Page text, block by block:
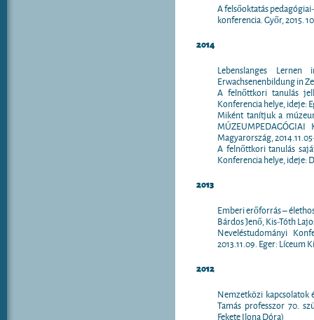
A felsőoktatás
konferencia. Győr, 2015.
2014
Lebenslanges
Erwachsenenbildung in
A felnőttkori tanulás
Konferencia helye, ideje:
Miként tanítjuk a
Magyarország,
A felnőttkori tanulás
Konferencia helye, ideje:
2013
Emberi erőforrás –
Bárdos Jenő, Kis-Tóth
Neveléstudományi
2013.11.09. Eger: Líceum
2012
Nemzetközi kapcsolatok
Tamás professzor 70.
Fekete Ilona Dóra)